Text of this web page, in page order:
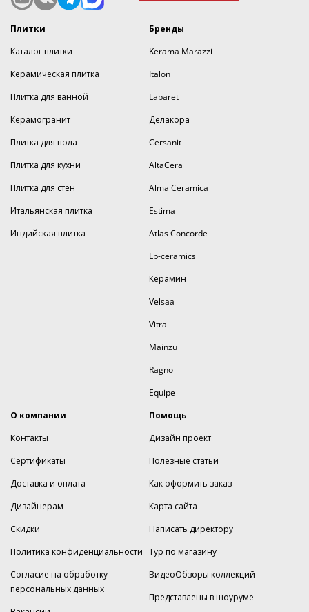
Плитки
Каталог плитки
Керамическая плитка
Плитка для ванной
Керамогранит
Плитка для пола
Плитка для кухни
Плитка для стен
Итальянская плитка
Индийская плитка
Бренды
Kerama Marazzi
Italon
Laparet
Делакора
Cersanit
AltaCera
Alma Ceramica
Estima
Atlas Concorde
Lb-ceramics
Керамин
Velsaa
Vitra
Mainzu
Ragno
Equipe
О компании
Контакты
Сертификаты
Доставка и оплата
Дизайнерам
Скидки
Политика конфиденциальности
Согласие на обработку
персональных данных
Помощь
Дизайн проект
Полезные статьи
Как оформить заказ
Карта сайта
Написать директору
Тур по магазину
ВидеоОбзоры коллекций
Представлены в шоуруме